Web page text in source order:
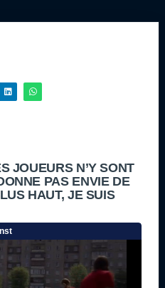
JOUEURS N’Y SONT
PAS ENVIE DE
HAUT, JE SUIS